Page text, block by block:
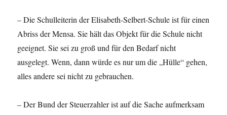
– Die Schulleiterin der Elisabeth-Selbert-Schule ist für einen
Abriss der Mensa. Sie hält das Objekt für die Schule nicht
geeignet. Sie sei zu groß und für den Bedarf nicht
ausgelegt. Wenn, dann würde es nur um die „Hülle“ gehen,
alles andere sei nicht zu gebrauchen.
– Der Bund der Steuerzahler ist auf die Sache aufmerksam